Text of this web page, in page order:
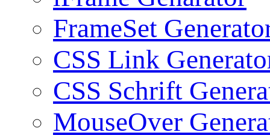
FrameSet
CSS Link
CSS Schrift
MouseOver